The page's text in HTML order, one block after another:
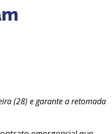
(28) e garante a retomada